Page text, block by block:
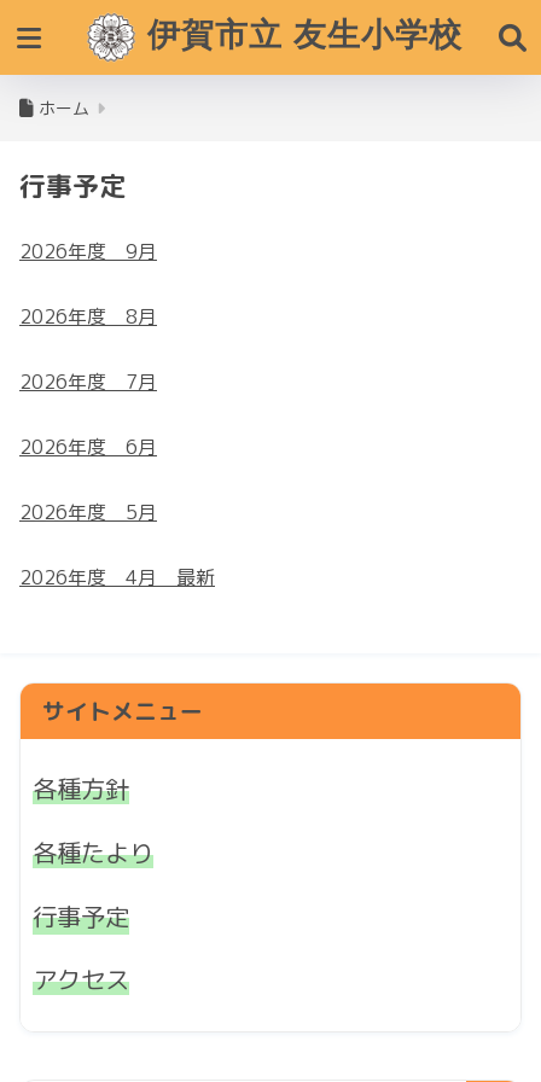
伊賀市立 友生小学校
ホーム
行事予定
2026年度 9月
2026年度 8月
2026年度 7月
2026年度 6月
2026年度 5月
2026年度 4月 最新
サイトメニュー
各種方針
各種たより
行事予定
アクセス